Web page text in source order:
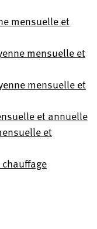
mensuelle et
mensuelle et
mensuelle et
et annuelle
et